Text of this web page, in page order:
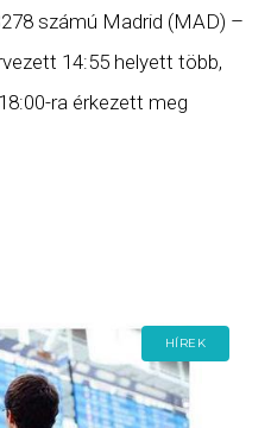
számú Madrid (MAD) –
14:55 helyett több,
ra érkezett meg
HÍREK